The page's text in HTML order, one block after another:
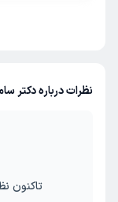
نظرات درباره دکتر
تاکنون